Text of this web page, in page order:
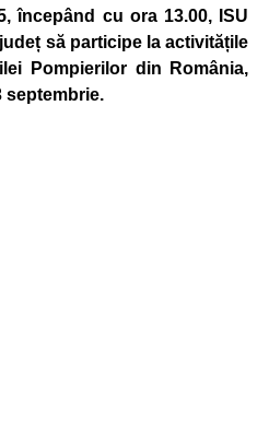
începând cu ora 13.00, ISU
să participe la activitățile
Pompierilor din România,
septembrie.